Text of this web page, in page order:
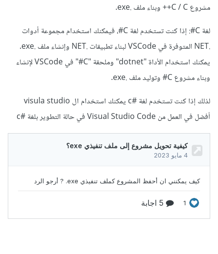
مشروع C / C++ وبناء ملف .exe.
لغة C#: إذا كنت تستخدم لغة C#، فيمكنك استخدام مجموعة أدوات
.NET المتوفرة في VSCode لبناء تطبيقات .NET وإنشاء ملف .exe.
يمكنك استخدام الأداة "dotnet" وملحقة "C#" في VSCode لإنشاء
وبناء مشروع C# وتوليد ملف .exe.
لذلك إذا كنت تستخدم لغة #c يمكنك استخدام ال visula studio
أفضل في العمل من Visual Studio Code في حالة التطوير بلغة #c